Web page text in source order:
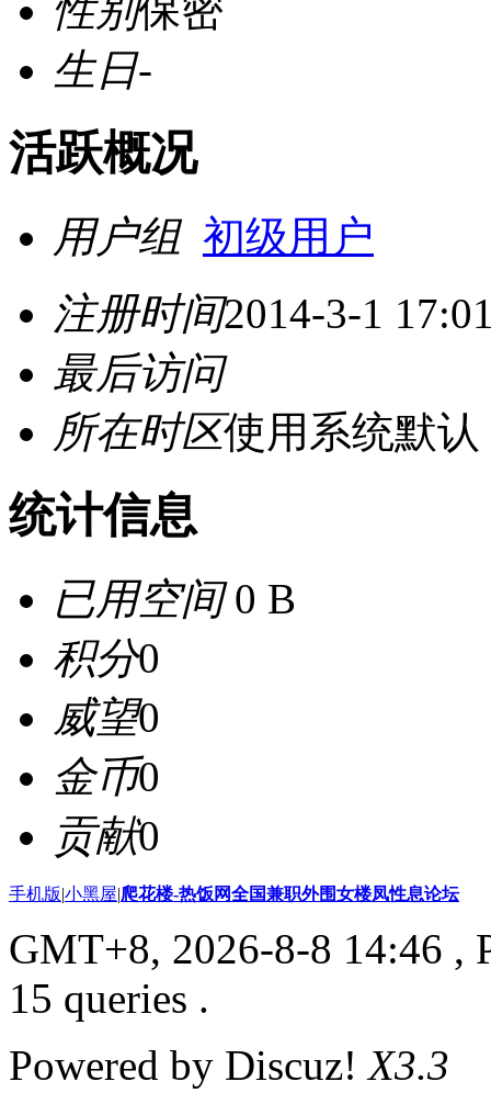
性别保密
生日-
活跃概况
用户组 初级用户
注册时间2014-3-1
最后访问
所在时区使用系统默认
统计信息
已用空间0 B
积分0
威望0
金币0
贡献0
手机版|小黑屋|爬花楼-热饭网全国兼职外围女楼凤性息论坛
GMT+8, 2026-8-8 14:46 ,
15 queries .
Powered by Discuz!X3.3